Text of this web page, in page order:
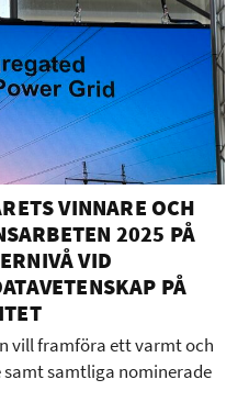
VINNARE OCH
2025 PÅ
VID
PÅ
vill framföra ett varmt och
samtliga nominerade